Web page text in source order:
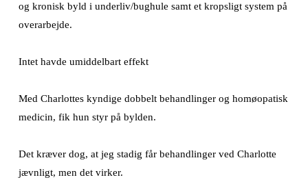
og kronisk byld i underliv/bughule samt et kropsligt system på
overarbejde.
Intet havde umiddelbart effekt
Med Charlottes kyndige dobbelt behandlinger og homøopatisk
medicin, fik hun styr på bylden.
Det kræver dog, at jeg stadig får behandlinger ved Charlotte
jævnligt, men det virker.